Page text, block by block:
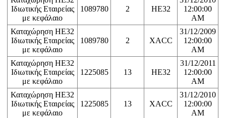
Ιδιωτικής Εταιρείας
με κεφάλαιο
1089780 2 HE32
12:00:00
AM
Καταχώρηση ΗΕ32
Ιδιωτικής Εταιρείας
με κεφάλαιο
1089780 2 XACC
31/12/2009
12:00:00
AM
Καταχώρηση ΗΕ32
Ιδιωτικής Εταιρείας
με κεφάλαιο
1225085 13 HE32
31/12/2011
12:00:00
AM
Καταχώρηση ΗΕ32
Ιδιωτικής Εταιρείας
με κεφάλαιο
1225085 13 XACC
31/12/2010
12:00:00
AM